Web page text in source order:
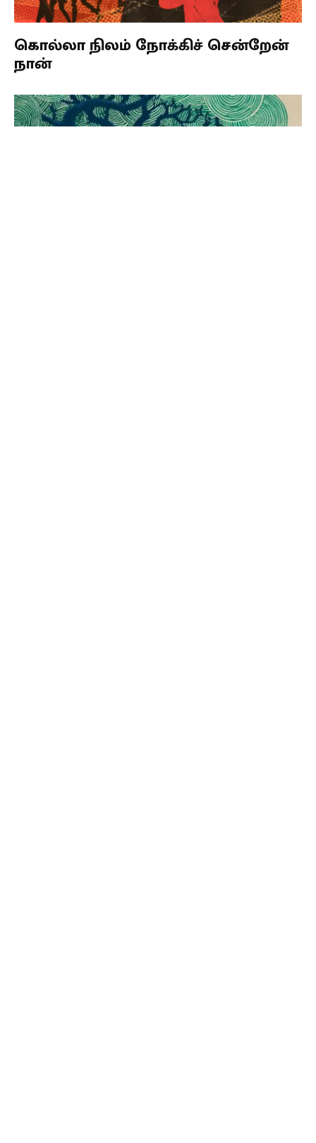
கொல்லா நிலம் நோக்கிச் சென்றேன்
நான்